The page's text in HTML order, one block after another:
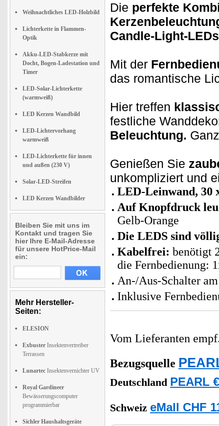
Weihnachtliches LED-Holzbild
Lichterkette in Flammen-
Optik
Akku-LED-Stabkerze mit
Docht, Bogen-Ladestation und
Timer
LED-Solar-Lichterkette
(warmweiß)
LED Kerzen Wandbild
LED-Lichtervorhang
warmweiß
LED-Lichterkette für innen
und außen (230 V)
Solar-LED-Streifen
LED Kerzen Wandbilder
Bleiben Sie mit uns im
Kontakt und tragen Sie
hier Ihre E-Mail-Adresse
für unsere HotPrice-Mail
ein:
Mehr Hersteller-
Seiten:
ELESION
Exbuster Insektenvertreiber
Terrassen
Lunartec Insektenvernichter UV
Royal Gardineer
Bewässerungscomputer
programmierbar
Sichler Haushaltsgeräte
Die perfekte
Candle-Light-LEDs
Mit der
das romantische
Hier treffen
festliche
Beleuchtung.
Genießen Sie
unkompliziert und
LED-Leinwand, 30
Auf Knopfdruck
Gelb-Orange
Die LEDS sind
Kabelfrei: benötigt
die Fernbedienung:
An-/Aus-Schalter
Inklusive
Vom Lieferanten
Bezugsquelle
Deutschland PEARL
Schweiz eMall CHF